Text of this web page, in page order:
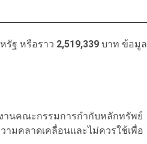
รัฐ หรือราว 2,519,339 บาท ข้อมูล
านคณะกรรมการกำกับหลักทรัพย์
มคลาดเคลื่อนและไม่ควรใช้เพื่อ